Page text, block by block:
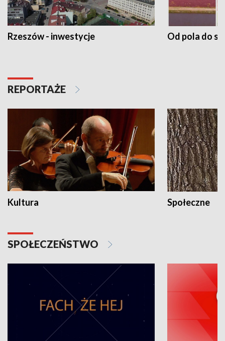
Rzeszów - inwestycje Od pola do
REPORTAŻE
Kultura Społeczne
SPOŁECZEŃSTWO